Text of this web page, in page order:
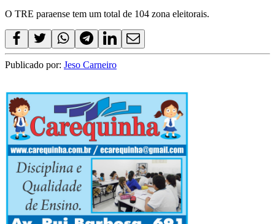
O TRE paraense tem um total de 104 zona eleitorais.
Publicado por: Jeso Carneiro